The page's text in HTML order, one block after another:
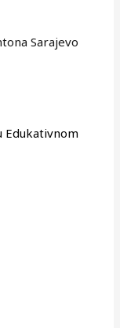
Sarajevo
Edukativnom